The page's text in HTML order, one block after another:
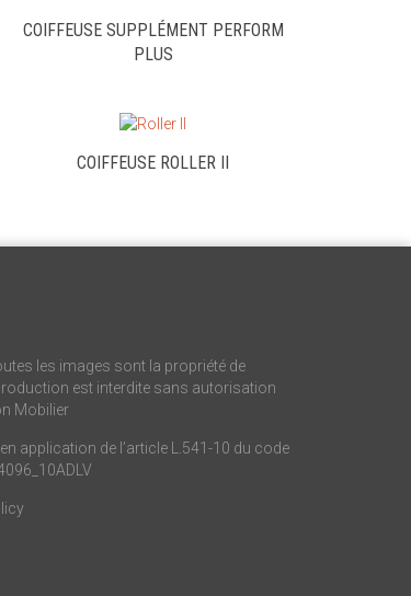
COIFFEUSE SUPPLÉMENT PERFORM
PLUS
COIFFEUSE ROLLER II
les images sont la propriété de
est interdite sans autorisation
Mobilier
application de l’article L.541-10 du code